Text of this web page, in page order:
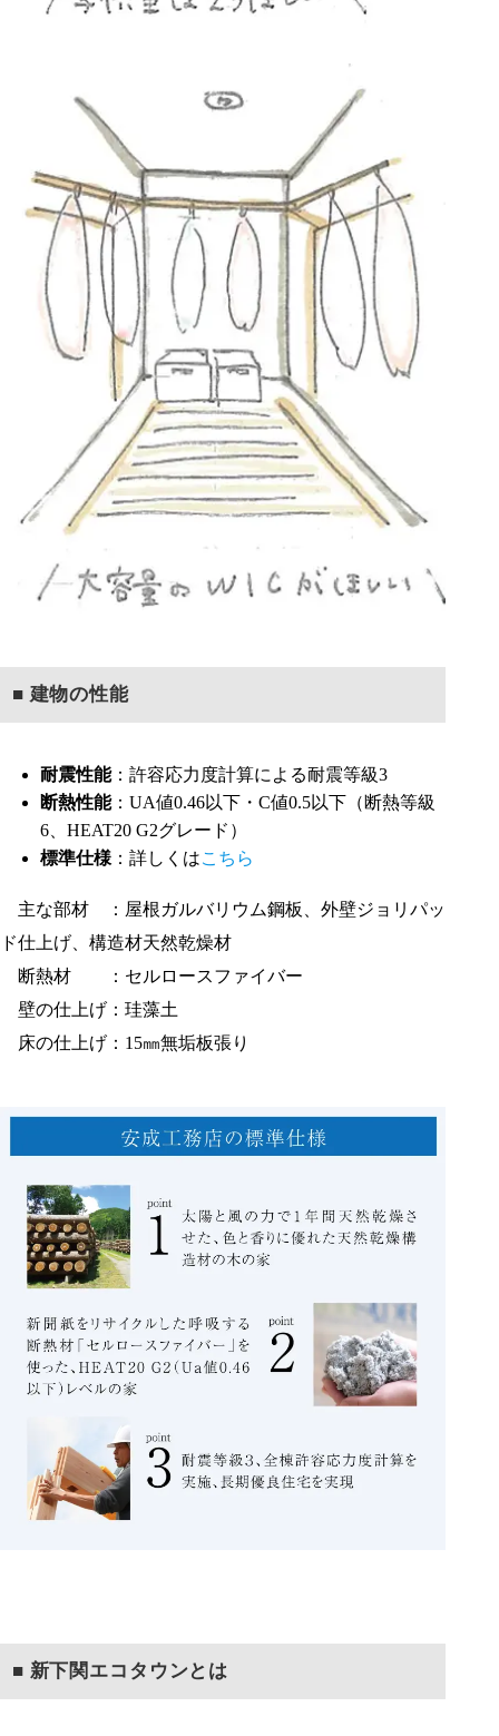
■ 建物の性能
耐震性能：許容応力度計算による耐震等級3
断熱性能：UA値0.46以下・C値0.5以下（断熱等級
6、HEAT20 G2グレード）
標準仕様：詳しくはこちら
主な部材 ：屋根ガルバリウム鋼板、外壁ジョリパッ
ド仕上げ、構造材天然乾燥材
断熱材 ：セルロースファイバー
壁の仕上げ：珪藻土
床の仕上げ：15㎜無垢板張り
■ 新下関エコタウンとは